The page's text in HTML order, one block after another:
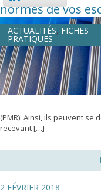
normes de vos
ACTUALITÉS, FICHES
PRATIQUES
(PMR). Ainsi, ils peuvent se
recevant […]
2 FÉVRIER 2018